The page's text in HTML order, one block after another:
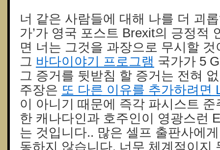
너 같은 사람들에 대해 나를 더 괴
가’가 영국 포스트 Brexit의 긍정적
면 너는 그것을 과장으로 무시할
그 바다이야기 프로그램 국가가 5
그 증거를 뒷받침 할 증거는 전혀
주장은 또 다른 이유를 추가하려면
이 아니기 때문에 즉각 파시스트
한 캐나다인과 호주인이 영광스런
는 것입니다.. 많은 셀프 출판사에
동하지 않습니다. 너무 체계적이지